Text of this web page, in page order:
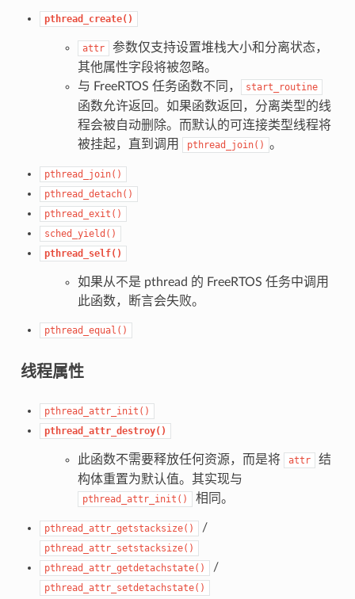
pthread_create()
attr
参数仅支持设置堆栈大小和分离状态，
其他属性字段将被忽略。
与 FreeRTOS 任务函数不同，
start_routine
函数允许返回。如果函数返回，分离类型的线
程会被自动删除。而默认的可连接类型线程将
被挂起，直到调用
pthread_join() 。
pthread_join()
pthread_detach()
pthread_exit()
sched_yield()
pthread_self()
如果从不是 pthread 的 FreeRTOS 任务中调用
此函数，断言会失败。
pthread_equal()
线程属性
pthread_attr_init()
pthread_attr_destroy()
此函数不需要释放任何资源，而是将 attr
结
构体重置为默认值。其实现与
pthread_attr_init() 相同。
pthread_attr_getstacksize() /
pthread_attr_setstacksize()
pthread_attr_getdetachstate()
/
pthread_attr_setdetachstate()